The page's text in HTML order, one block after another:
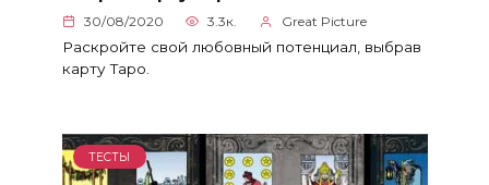
30/08/2020 3.3к. Great Picture
Раскройте свой любовный потенциал, выбрав
карту Таро.
ТЕСТЫ